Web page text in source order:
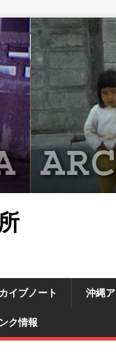
イブノート 沖縄
ク情報